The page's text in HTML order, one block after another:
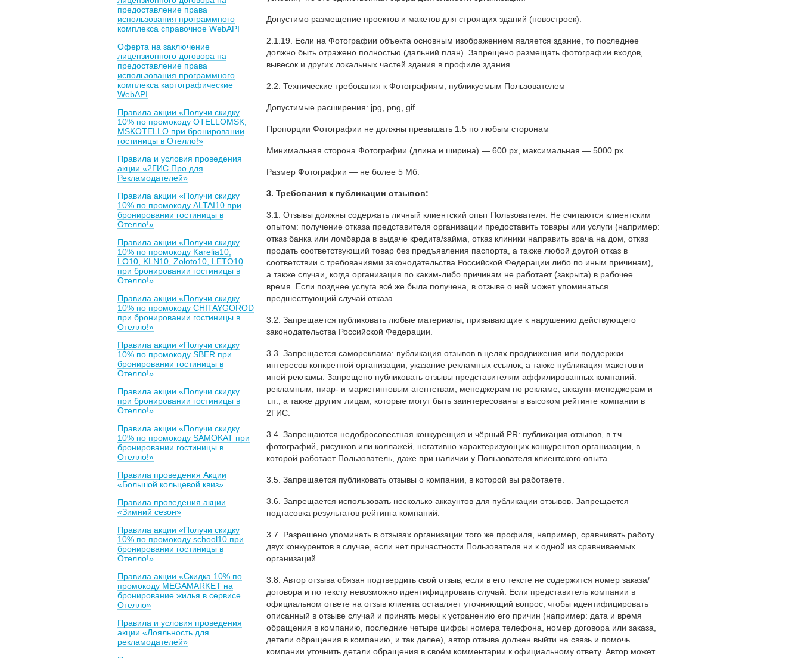
предоставление права
использования программного
комплекса справочное WebAPI
Оферта на заключение
лицензионного договора на
предоставление права
использования программного
комплекса картографические
WebAPI
Правила акции «Получи скидку
10% по промокоду OTELLOMSK,
MSKOTELLO при бронировании
гостиницы в Отелло!»
Правила и условия проведения
акции «2ГИС Про для
Рекламодателей»
Правила акции «Получи скидку
10% по промокоду ALTAI10 при
бронировании гостиницы в
Отелло!»
Правила акции «Получи скидку
10% по промокоду Karelia10,
LO10, KLN10, Zoloto10, LETO10
при бронировании гостиницы в
Отелло!»
Правила акции «Получи скидку
10% по промокоду CHITAYGOROD
при бронировании гостиницы в
Отелло!»
Правила акции «Получи скидку
10% по промокоду SBER при
бронировании гостиницы в
Отелло!»
Правила акции «Получи скидку
при бронировании гостиницы в
Отелло!»
Правила акции «Получи скидку
10% по промокоду SAMOKAT при
бронировании гостиницы в
Отелло!»
Правила проведения Акции
«Большой кольцевой квиз»
Правила проведения акции
«Зимний сезон»
Правила акции «Получи скидку
10% по промокоду school10 при
бронировании гостиницы в
Отелло!»
Правила акции «Скидка 10% по
промокоду MEGAMARKET на
бронирование жилья в сервисе
Отелло»
Правила и условия проведения
акции «Лояльность для
рекламодателей»
Допустимо размещение проектов и макетов для строящих зданий (новостроек).
2.1.19. Если на Фотографии объекта основным изображением является здание, то последнее
должно быть отражено полностью (дальний план). Запрещено размещать фотографии входов,
вывесок и других локальных частей здания в профиле здания.
2.2. Технические требования к Фотографиям, публикуемым Пользователем
Допустимые расширения: jpg, png, gif
Пропорции Фотографии не должны превышать 1:5 по любым сторонам
Минимальная сторона Фотографии (длина и ширина) — 600 px, максимальная — 5000 px.
Размер Фотографии — не более 5 Мб.
3. Требования к публикации отзывов:
3.1. Отзывы должны содержать личный клиентский опыт Пользователя. Не считаются клиентским
опытом: получение отказа представителя организации предоставить товары или услуги (например:
отказ банка или ломбарда в выдаче кредита/займа, отказ клиники направить врача на дом, отказ
продать соответствующий товар без предъявления паспорта, а также любой другой отказ в
соответствии с требованиями законодательства Российской Федерации либо по иным причинам),
а также случаи, когда организация по каким-либо причинам не работает (закрыта) в рабочее
время. Если позднее услуга всё же была получена, в отзыве о ней может упоминаться
предшествующий случай отказа.
3.2. Запрещается публиковать любые материалы, призывающие к нарушению действующего
законодательства Российской Федерации.
3.3. Запрещается самореклама: публикация отзывов в целях продвижения или поддержки
интересов конкретной организации, указание рекламных ссылок, а также публикация макетов и
иной рекламы. Запрещено публиковать отзывы представителям аффилированных компаний:
рекламным, пиар- и маркетинговым агентствам, менеджерам по рекламе, аккаунт-менеджерам и
т.п., а также другим лицам, которые могут быть заинтересованы в высоком рейтинге компании в
2ГИС.
3.4. Запрещаются недобросовестная конкуренция и чёрный PR: публикация отзывов, в т.ч.
фотографий, рисунков или коллажей, негативно характеризующих конкурентов организации, в
которой работает Пользователь, даже при наличии у Пользователя клиентского опыта.
3.5. Запрещается публиковать отзывы о компании, в которой вы работаете.
3.6. Запрещается использовать несколько аккаунтов для публикации отзывов. Запрещается
подтасовка результатов рейтинга компаний.
3.7. Разрешено упоминать в отзывах организации того же профиля, например, сравнивать работу
двух конкурентов в случае, если нет причастности Пользователя ни к одной из сравниваемых
организаций.
3.8. Автор отзыва обязан подтвердить свой отзыв, если в его тексте не содержится номер заказа/
договора и по тексту невозможно идентифицировать случай. Если представитель компании в
официальном ответе на отзыв клиента оставляет уточняющий вопрос, чтобы идентифицировать
описанный в отзыве случай и принять меры к устранению его причин (например: дата и время
обращения в компанию, последние четыре цифры номера телефона, номер договора или заказа,
детали обращения в компанию, и так далее), автор отзыва должен выйти на связь и помочь
компании уточнить детали обращения в своём комментарии к официальному ответу. Автор может